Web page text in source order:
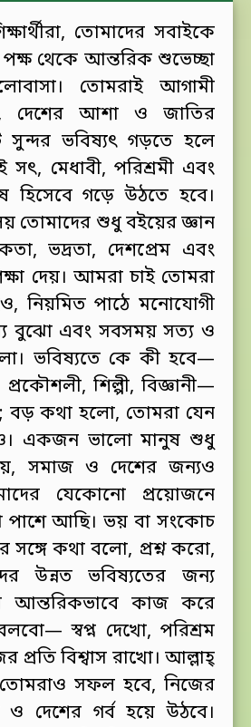
তোমাদের সবাইকে
থেকে আন্তরিক শুভেচ্ছা
তোমরাই আগামী
দেশের আশা ও জাতির
সুন্দর ভবিষ্যৎ গড়তে হলে
মেধাবী, পরিশ্রমী এবং
হিসেবে গড়ে উঠতে হবে।
তোমাদের শুধু বইয়ের জ্ঞান
ভদ্রতা, দেশপ্রেম এবং
দেয়। আমরা চাই তোমরা
নিয়মিত পাঠে মনোযোগী
বুঝো এবং সবসময় সত্য ও
ভবিষ্যতে কে কী হবে—
শিল্পী, বিজ্ঞানী—
বড় কথা হলো, তোমরা যেন
একজন ভালো মানুষ শুধু
সমাজ ও দেশের জন্যও
যেকোনো প্রয়োজনে
পাশে আছি। ভয় বা সংকোচ
সঙ্গে কথা বলো, প্রশ্ন করো,
উন্নত ভবিষ্যতের জন্য
কাজ করে
স্বপ্ন দেখো, পরিশ্রম
প্রতি বিশ্বাস রাখো। আল্লাহ্
সফল হবে, নিজের
দেশের গর্ব হয়ে উঠবে।